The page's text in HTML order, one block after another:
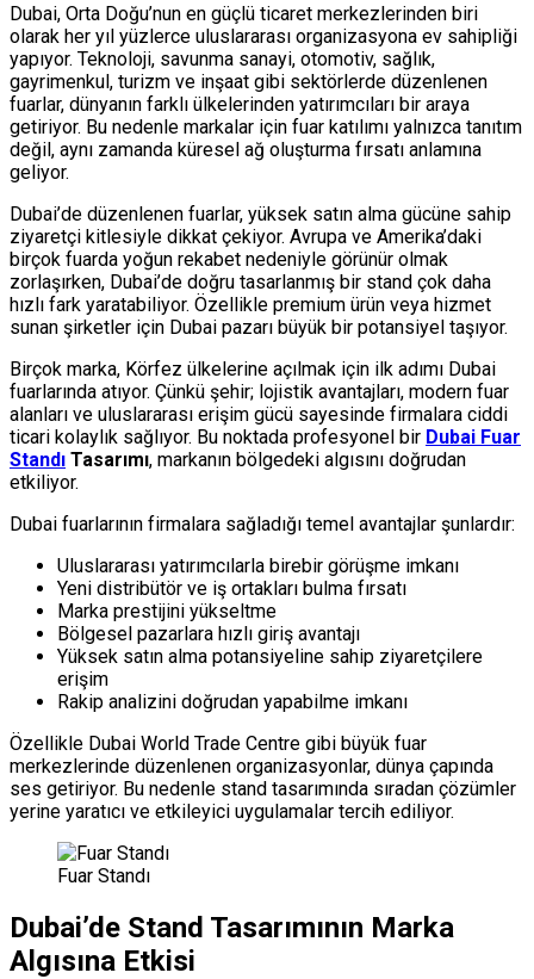
Dubai, Orta Doğu’nun en güçlü ticaret merkezlerinden biri
olarak her yıl yüzlerce uluslararası organizasyona ev sahipliği
yapıyor. Teknoloji, savunma sanayi, otomotiv, sağlık,
gayrimenkul, turizm ve inşaat gibi sektörlerde düzenlenen
fuarlar, dünyanın farklı ülkelerinden yatırımcıları bir araya
getiriyor. Bu nedenle markalar için fuar katılımı yalnızca tanıtım
değil, aynı zamanda küresel ağ oluşturma fırsatı anlamına
geliyor.
Dubai’de düzenlenen fuarlar, yüksek satın alma gücüne sahip
ziyaretçi kitlesiyle dikkat çekiyor. Avrupa ve Amerika’daki
birçok fuarda yoğun rekabet nedeniyle görünür olmak
zorlaşırken, Dubai’de doğru tasarlanmış bir stand çok daha
hızlı fark yaratabiliyor. Özellikle premium ürün veya hizmet
sunan şirketler için Dubai pazarı büyük bir potansiyel taşıyor.
Birçok marka, Körfez ülkelerine açılmak için ilk adımı Dubai
fuarlarında atıyor. Çünkü şehir; lojistik avantajları, modern fuar
alanları ve uluslararası erişim gücü sayesinde firmalara ciddi
ticari kolaylık sağlıyor. Bu noktada profesyonel bir Dubai Fuar
Standı Tasarımı, markanın bölgedeki algısını doğrudan
etkiliyor.
Dubai fuarlarının firmalara sağladığı temel avantajlar şunlardır:
Uluslararası yatırımcılarla birebir görüşme imkanı
Yeni distribütör ve iş ortakları bulma fırsatı
Marka prestijini yükseltme
Bölgesel pazarlara hızlı giriş avantajı
Yüksek satın alma potansiyeline sahip ziyaretçilere
erişim
Rakip analizini doğrudan yapabilme imkanı
Özellikle Dubai World Trade Centre gibi büyük fuar
merkezlerinde düzenlenen organizasyonlar, dünya çapında
ses getiriyor. Bu nedenle stand tasarımında sıradan çözümler
yerine yaratıcı ve etkileyici uygulamalar tercih ediliyor.
Fuar Standı
Dubai’de Stand Tasarımının Marka
Algısına Etkisi